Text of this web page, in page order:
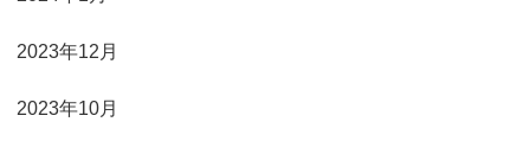
2023年12月
2023年10月